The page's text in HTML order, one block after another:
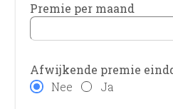
Premie per maand
Afwijkende premie
Nee
Ja